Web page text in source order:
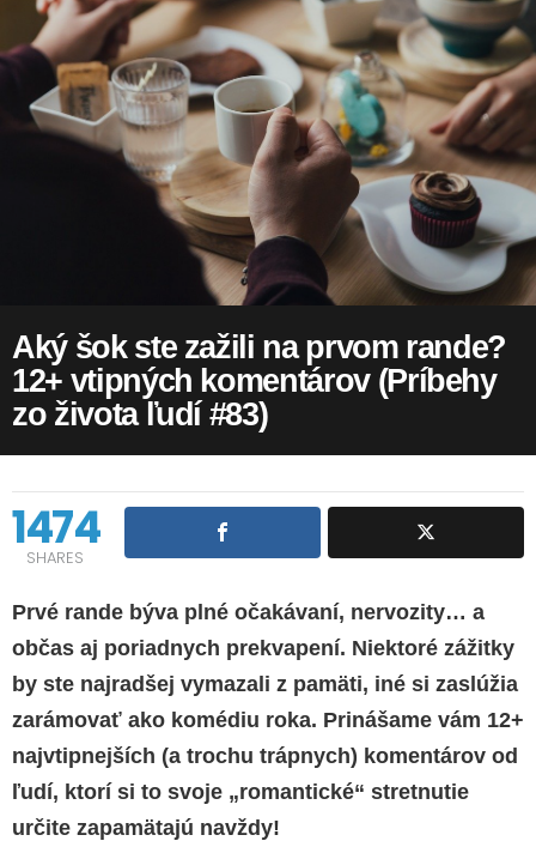
Aký šok ste zažili na prvom rande?
12+ vtipných komentárov (Príbehy
zo života ľudí #83)
1474
SHARES
Prvé rande býva plné očakávaní, nervozity… a
občas aj poriadnych prekvapení. Niektoré zážitky
by ste najradšej vymazali z pamäti, iné si zaslúžia
zarámovať ako komédiu roka. Prinášame vám 12+
najvtipnejších (a trochu trápnych) komentárov od
ľudí, ktorí si to svoje „romantické“ stretnutie
určite zapamätajú navždy!